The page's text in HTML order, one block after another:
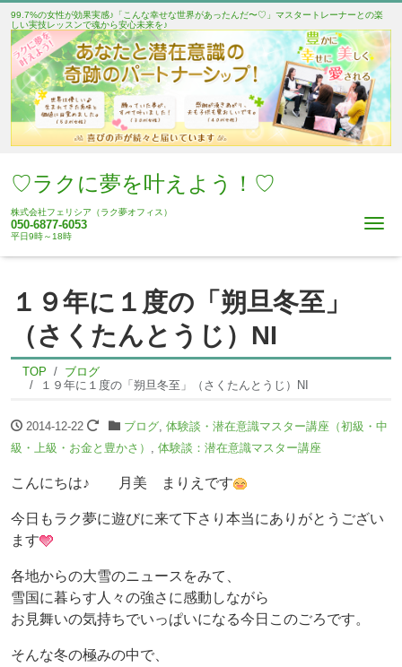
99.7%の女性が効果実感♪「こんな幸せな世界があったんだ〜♡」マスタートレーナーとの楽
しい実技レッスンで魂から安心未来を♪
♡ラクに夢を叶えよう！♡
株式会社フェリシア（ラク夢オフィス）
050-6877-6053
平日9時～18時
１９年に１度の「朔旦冬至」
（さくたんとうじ）NI
TOP
ブログ
１９年に１度の「朔旦冬至」（さくたんとうじ）NI
2014-12-22 ブログ, 体験談・潜在意識マスター講座（初級・中
級・上級・お金と豊かさ）
体験談：潜在意識マスター講座
こんにちは♪ 月美 まりえです
今日もラク夢に遊びに来て下さり本当にありがとうござい
ます
各地からの大雪のニュースをみて、
雪国に暮らす人々の強さに感動しながら
お見舞いの気持ちでいっぱいになる今日このごろです。
そんな冬の極みの中で、